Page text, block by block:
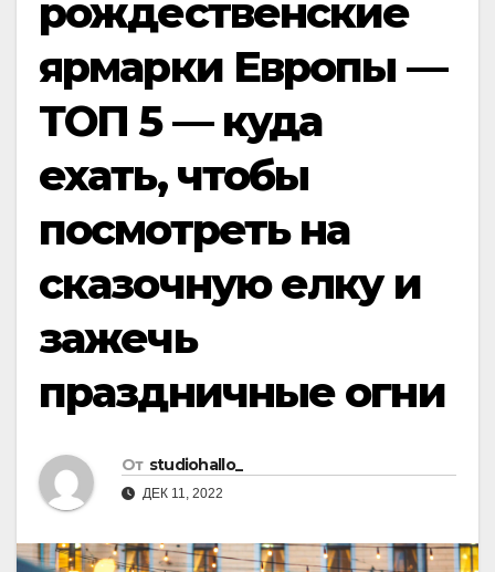
рождественские
ярмарки Европы —
ТОП 5 — куда
ехать, чтобы
посмотреть на
сказочную елку и
зажечь
праздничные огни
От studiohallo_
ДЕК 11, 2022